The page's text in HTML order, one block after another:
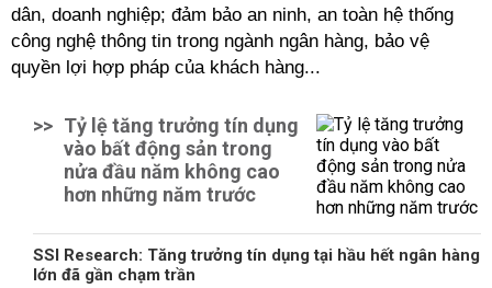
dân, doanh nghiệp; đảm bảo an ninh, an toàn hệ thống
công nghệ thông tin trong ngành ngân hàng, bảo vệ
quyền lợi hợp pháp của khách hàng...
>> Tỷ lệ tăng trưởng tín dụng
vào bất động sản trong
nửa đầu năm không cao
hơn những năm trước
SSI Research: Tăng trưởng tín dụng tại hầu hết ngân hàng
lớn đã gần chạm trần